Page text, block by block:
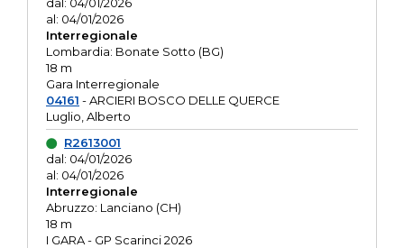
al: 04/01/2026
Interregionale
Lombardia: Bonate Sotto (BG)
18 m
Gara Interregionale
04161 - ARCIERI BOSCO DELLE QUERCE
Luglio, Alberto
R2613001
dal: 04/01/2026
al: 04/01/2026
Interregionale
Abruzzo: Lanciano (CH)
18 m
I GARA - GP Scarinci 2026